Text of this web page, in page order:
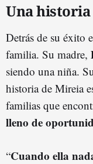
Una
Detrás de su éxito
familia. Su madre,
siendo una niña.
historia de Mireia
familias que
lleno de
“Cuando ella